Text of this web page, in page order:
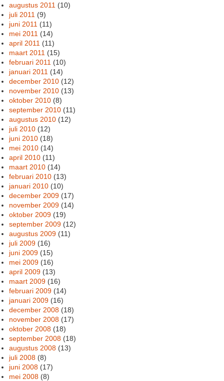
augustus 2011 (10)
juli 2011 (9)
juni 2011 (11)
mei 2011 (14)
april 2011 (11)
maart 2011 (15)
februari 2011 (10)
januari 2011 (14)
december 2010 (12)
november 2010 (13)
oktober 2010 (8)
september 2010 (11)
augustus 2010 (12)
juli 2010 (12)
juni 2010 (18)
mei 2010 (14)
april 2010 (11)
maart 2010 (14)
februari 2010 (13)
januari 2010 (10)
december 2009 (17)
november 2009 (14)
oktober 2009 (19)
september 2009 (12)
augustus 2009 (11)
juli 2009 (16)
juni 2009 (15)
mei 2009 (16)
april 2009 (13)
maart 2009 (16)
februari 2009 (14)
januari 2009 (16)
december 2008 (18)
november 2008 (17)
oktober 2008 (18)
september 2008 (18)
augustus 2008 (13)
juli 2008 (8)
juni 2008 (17)
mei 2008 (8)